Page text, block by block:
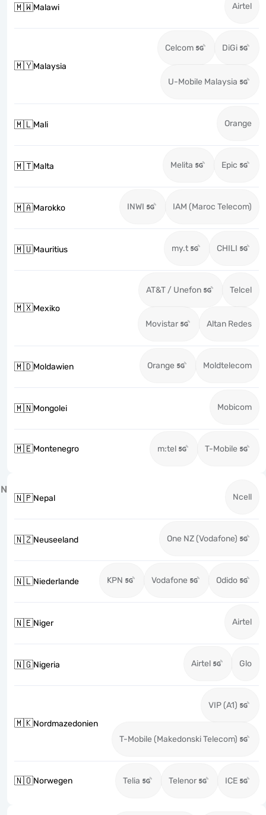
🇲🇼Malawi Airtel
🇲🇾Malaysia
Celcom DiGi
U-Mobile Malaysia
🇲🇱Mali Orange
🇲🇹Malta Melita Epic
🇲🇦Marokko INWI IAM (Maroc Telecom)
🇲🇺Mauritius my.t CHILI
🇲🇽Mexiko
AT&T / Unefon Telcel
Movistar Altan Redes
🇲🇩Moldawien Orange Moldtelecom
🇲🇳Mongolei Mobicom
🇲🇪Montenegro m:tel T-Mobile
N
🇳🇵Nepal Ncell
🇳🇿Neuseeland One NZ (Vodafone)
🇳🇱Niederlande KPN Vodafone Odido
🇳🇪Niger Airtel
🇳🇬Nigeria Airtel Glo
🇲🇰Nordmazedonien
VIP (A1)
T-Mobile (Makedonski Telecom)
🇳🇴Norwegen Telia Telenor ICE